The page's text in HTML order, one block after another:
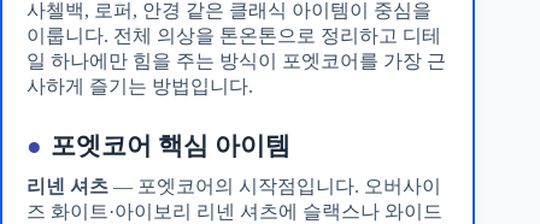
사첼백, 로퍼, 안경 같은 클래식 아이템이 중심을
이룹니다. 전체 의상을 톤온톤으로 정리하고 디테
일 하나에만 힘을 주는 방식이 포엣코어를 가장 근
사하게 즐기는 방법입니다.
● 포엣코어 핵심 아이템
리넨 셔츠 — 포엣코어의 시작점입니다. 오버사이
즈 화이트·아이보리 리넨 셔츠에 슬랙스나 와이드